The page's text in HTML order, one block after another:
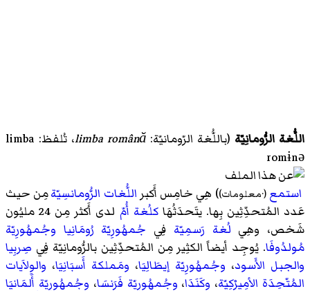
اللُّغة الرُّومانِيّة (باللُّغة الرّومانيّة: limba română
، تُلفظ: limba
romɨnə
استمع (
·معلومات)) هِي خامِس أَكبر اللُّغات الرُّومانسِيّةمِن حيث
عَدد المُتحدِّثِين بِها. يتَحدَثُهَاكلُغة أُمّ
لدى أَكثر مِن 24 مليُون
شَخص، وهِي لُغة رَسمِيّة فِي جُمهُورِيّة رُومَانِيا وجُمهُورِيّة
مُولدُوفَا. يُوجِد أيضاً الكثِير مِن المُتحدِّثِين بالرُّومانِيّة فِي صِربِيا
والجبل الأَسود، وجُمهُورِيّة إيطَالِيَا، ومَملكة أَسبَانِيَا، والوِلاَيات
المُتّحِدَة الأمِيرْكِيّة، وكَنَدَا، وجُمهُورِيّة فَرَنسَا، وجُمهُورِيّة أَلمَانيَا